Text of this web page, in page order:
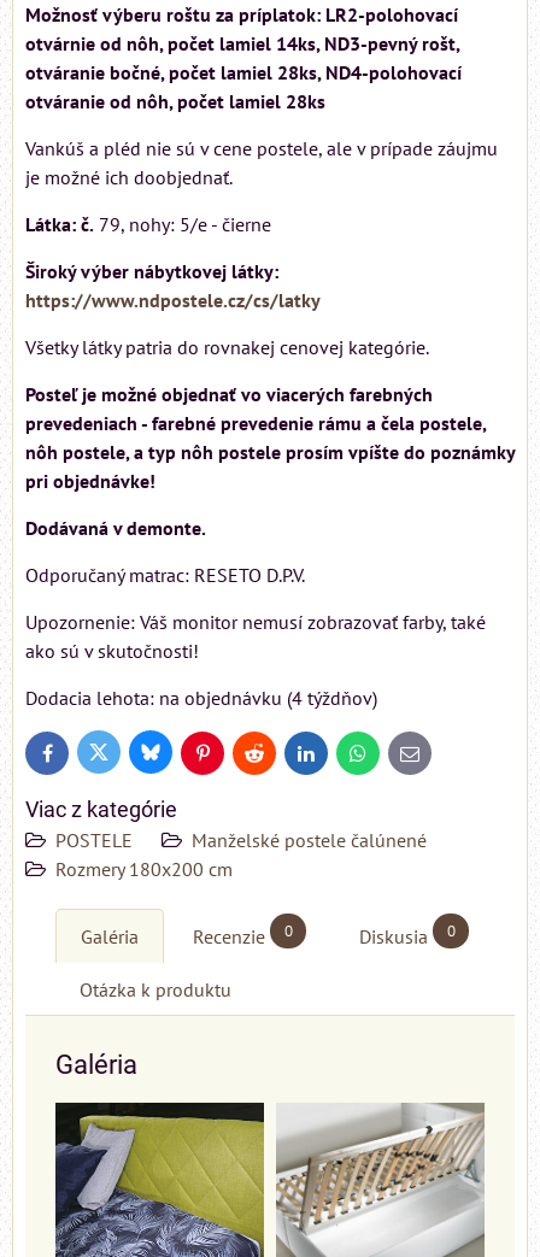
Možnosť výberu roštu za príplatok: LR2-polohovací
otvárnie od nôh, počet lamiel 14ks, ND3-pevný rošt,
otváranie bočné, počet lamiel 28ks, ND4-polohovací
otváranie od nôh, počet lamiel 28ks
Vankúš a pléd nie sú v cene postele, ale v prípade záujmu
je možné ich doobjednať.
Látka: č. 79, nohy: 5/e - čierne
Široký výber nábytkovej látky:
https://www.ndpostele.cz/cs/latky
Všetky látky patria do rovnakej cenovej kategórie.
Posteľ je možné objednať vo viacerých farebných
prevedeniach - farebné prevedenie rámu a čela postele,
nôh postele, a typ nôh postele prosím vpíšte do poznámky
pri objednávke!
Dodávaná v demonte.
Odporučaný matrac: RESETO D.P.V.
Upozornenie: Váš monitor nemusí zobrazovať farby, také
ako sú v skutočnosti!
Dodacia lehota: na objednávku (4 týždňov)
FacebookTwitter BlueskyPinterestReddit LinkedInWhatsApp
E-
mail
Viac z kategórie
POSTELE
Manželské postele čalúnené
Rozmery 180x200 cm
Galéria Recenzie 0 Diskusia 0
Otázka k produktu
Galéria